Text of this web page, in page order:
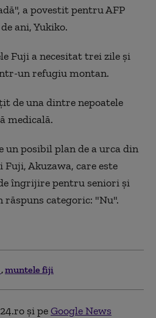
a povestit pentru AFP
ani, Yukiko.
Fuji a necesitat trei zile şi
un refugiu montan.
de una dintre nepoatele
medicală.
un posibil plan de a urca din
Akuzawa, care este
îngrijire pentru seniori şi
categoric: "Nu".
muntele fiji
și peGoogle News